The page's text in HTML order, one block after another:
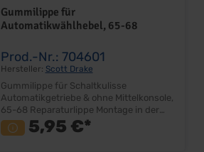
Gummilippe für
Automatikwählhebel, 65-68
Prod.-Nr.: 704601
Hersteller: Scott Drake
Gummilippe für Schaltkulisse
Automatikgetriebe & ohne Mittelkonsole,
65-68 Reparaturlippe Montage in der
Schaltkulisse Sehr gute Qualität
Lieferumfang: Stück Preis: Pro Stück
5,95 €*